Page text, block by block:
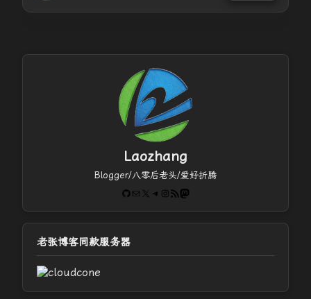
Laozhang
Blogger/八零后老头/爱好折腾
GitHub
电子邮件 X Telegram
Instagram
RSS FeedMastodon
老张博客同款服务器